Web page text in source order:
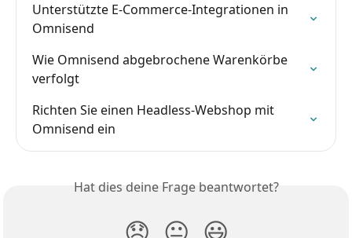
Unterstützte E-Commerce-Integrationen in
Omnisend
Wie Omnisend abgebrochene Warenkörbe
verfolgt
Richten Sie einen Headless-Webshop mit
Omnisend ein
Hat dies deine Frage beantwortet?